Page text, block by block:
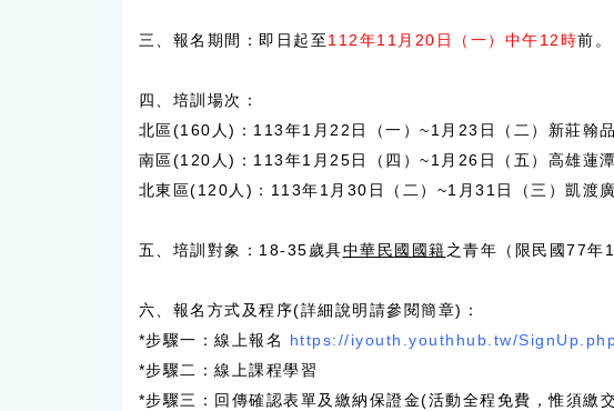
三、報名期間：即日起至112年11月20日（一）中午12時前。
四、培訓場次：
北區(160人)：113年1月22日（一）~1月23日（二）新莊翰
南區(120人)：113年1月25日（四）~1月26日（五）高雄蓮
北東區(120人)：113年1月30日（二）~1月31日（三）凱渡
五、培訓對象：18-35歲具中華民國國籍之青年（限民國77年
六、報名方式及程序(詳細說明請參閱簡章)：
*步驟一：線上報名 https://iyouth.youthhub.tw/
*步驟二：線上課程學習
*步驟三：回傳確認表單及繳納保證金(活動全程免費，惟須